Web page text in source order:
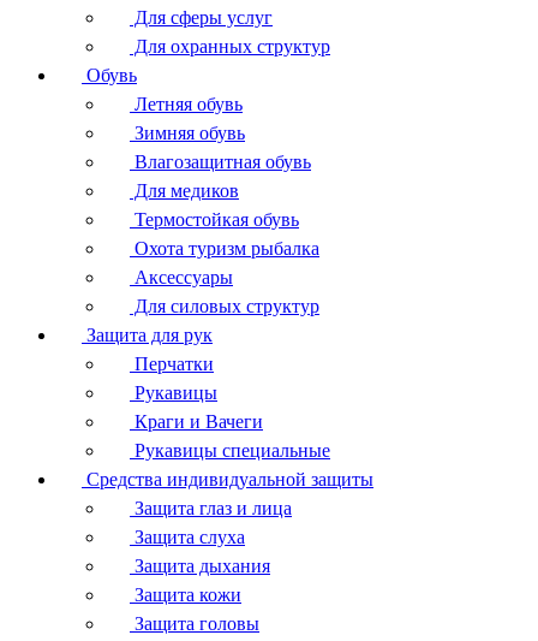
Для сферы услуг
Для охранных структур
Обувь
Летняя обувь
Зимняя обувь
Влагозащитная обувь
Для медиков
Термостойкая обувь
Охота туризм рыбалка
Аксессуары
Для силовых структур
Защита для рук
Перчатки
Рукавицы
Краги и Вачеги
Рукавицы специальные
Средства индивидуальной защиты
Защита глаз и лица
Защита слуха
Защита дыхания
Защита кожи
Защита головы